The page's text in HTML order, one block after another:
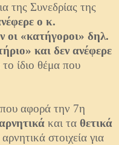
της Συνεδρίας της
ο κ.
οι «κατήγοροι» δηλ.
και δεν ανέφερε
το ίδιο θέμα που
αφορά την 7η
και τα θετικά
στοιχεία για